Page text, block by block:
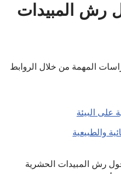
رش المبيدات
المهمة من خلال الروابط
على البيئة
والطبيعية
رش المبيدات الحشرية